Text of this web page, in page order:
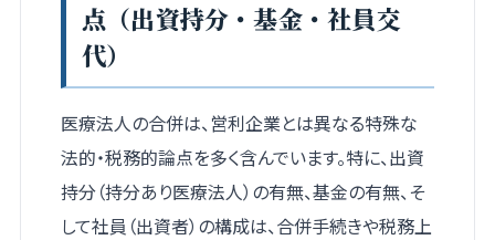
点（出資持分・基金・社員交
代）
医療法人の合併は、営利企業とは異なる特殊な
法的・税務的論点を多く含んでいます。特に、出資
持分（持分あり医療法人）の有無、基金の有無、そ
して社員（出資者）の構成は、合併手続きや税務上